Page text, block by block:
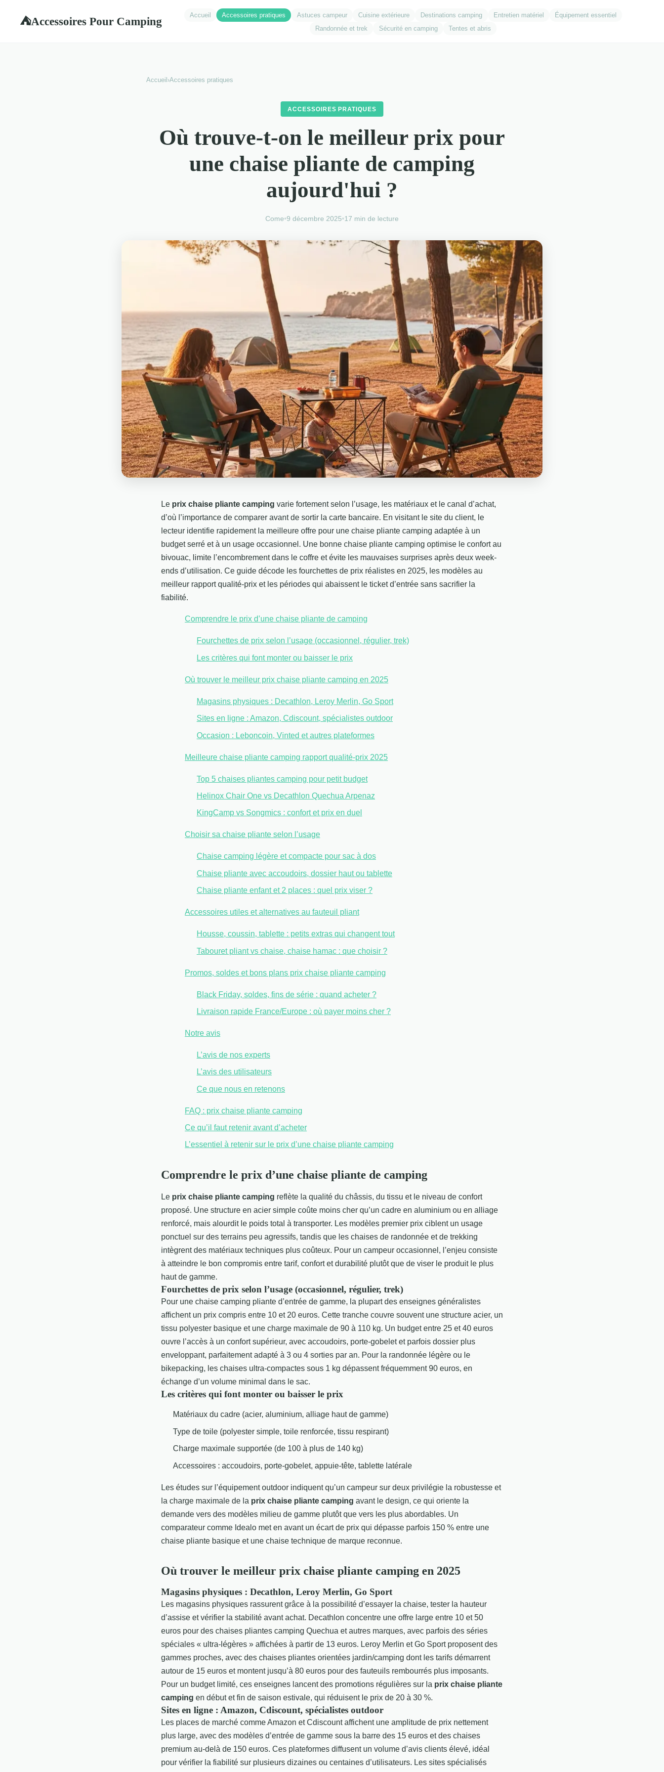
⛺Accessoires Pour Camping Accueil Accessoires pratiques Astuces campeur Cuisine extérieure Destinations camping Entretien matériel
Équipement essentiel
Randonnée et trek
Sécurité en camping Tentes et abris
Accueil ›Accessoires pratiques
ACCESSOIRES PRATIQUES
Où trouve-t-on le meilleur prix pour
une chaise pliante de camping​
aujourd'hui ?
Come•9 décembre 2025•17 min de lecture
Le prix chaise pliante camping varie fortement selon l’usage, les matériaux et le canal d’achat,
d’où l’importance de comparer avant de sortir la carte bancaire. En visitant le site du client, le
lecteur identifie rapidement la meilleure offre pour une chaise pliante camping adaptée à un
budget serré et à un usage occasionnel. Une bonne chaise pliante camping optimise le confort au
bivouac, limite l’encombrement dans le coffre et évite les mauvaises surprises après deux week-
ends d’utilisation. Ce guide décode les fourchettes de prix réalistes en 2025, les modèles au
meilleur rapport qualité-prix et les périodes qui abaissent le ticket d’entrée sans sacrifier la
fiabilité.
Comprendre le prix d’une chaise pliante de camping
Fourchettes de prix selon l’usage (occasionnel, régulier, trek)
Les critères qui font monter ou baisser le prix
Où trouver le meilleur prix chaise pliante camping en 2025
Magasins physiques : Decathlon, Leroy Merlin, Go Sport
Sites en ligne : Amazon, Cdiscount, spécialistes outdoor
Occasion : Leboncoin, Vinted et autres plateformes
Meilleure chaise pliante camping rapport qualité-prix 2025
Top 5 chaises pliantes camping pour petit budget
Helinox Chair One vs Decathlon Quechua Arpenaz
KingCamp vs Songmics : confort et prix en duel
Choisir sa chaise pliante selon l’usage
Chaise camping légère et compacte pour sac à dos
Chaise pliante avec accoudoirs, dossier haut ou tablette
Chaise pliante enfant et 2 places : quel prix viser ?
Accessoires utiles et alternatives au fauteuil pliant
Housse, coussin, tablette : petits extras qui changent tout
Tabouret pliant vs chaise, chaise hamac : que choisir ?
Promos, soldes et bons plans prix chaise pliante camping
Black Friday, soldes, fins de série : quand acheter ?
Livraison rapide France/Europe : où payer moins cher ?
Notre avis
L’avis de nos experts
L’avis des utilisateurs
Ce que nous en retenons
FAQ : prix chaise pliante camping
Ce qu’il faut retenir avant d’acheter
L’essentiel à retenir sur le prix d’une chaise pliante camping
Comprendre le prix d’une chaise pliante de camping
Le prix chaise pliante camping reflète la qualité du châssis, du tissu et le niveau de confort
proposé. Une structure en acier simple coûte moins cher qu’un cadre en aluminium ou en alliage
renforcé, mais alourdit le poids total à transporter. Les modèles premier prix ciblent un usage
ponctuel sur des terrains peu agressifs, tandis que les chaises de randonnée et de trekking
intègrent des matériaux techniques plus coûteux. Pour un campeur occasionnel, l’enjeu consiste
à atteindre le bon compromis entre tarif, confort et durabilité plutôt que de viser le produit le plus
haut de gamme.
Fourchettes de prix selon l’usage (occasionnel, régulier, trek)
Pour une chaise camping pliante d’entrée de gamme, la plupart des enseignes généralistes
affichent un prix compris entre 10 et 20 euros. Cette tranche couvre souvent une structure acier, un
tissu polyester basique et une charge maximale de 90 à 110 kg. Un budget entre 25 et 40 euros
ouvre l’accès à un confort supérieur, avec accoudoirs, porte-gobelet et parfois dossier plus
enveloppant, parfaitement adapté à 3 ou 4 sorties par an. Pour la randonnée légère ou le
bikepacking, les chaises ultra-compactes sous 1 kg dépassent fréquemment 90 euros, en
échange d’un volume minimal dans le sac.
Les critères qui font monter ou baisser le prix
Matériaux du cadre (acier, aluminium, alliage haut de gamme)
Type de toile (polyester simple, toile renforcée, tissu respirant)
Charge maximale supportée (de 100 à plus de 140 kg)
Accessoires : accoudoirs, porte-gobelet, appuie-tête, tablette latérale
Les études sur l’équipement outdoor indiquent qu’un campeur sur deux privilégie la robustesse et
la charge maximale de la prix chaise pliante camping avant le design, ce qui oriente la
demande vers des modèles milieu de gamme plutôt que vers les plus abordables. Un
comparateur comme Idealo met en avant un écart de prix qui dépasse parfois 150 % entre une
chaise pliante basique et une chaise technique de marque reconnue.
Où trouver le meilleur prix chaise pliante camping en 2025
Magasins physiques : Decathlon, Leroy Merlin, Go Sport
Les magasins physiques rassurent grâce à la possibilité d’essayer la chaise, tester la hauteur
d’assise et vérifier la stabilité avant achat. Decathlon concentre une offre large entre 10 et 50
euros pour des chaises pliantes camping Quechua et autres marques, avec parfois des séries
spéciales « ultra-légères » affichées à partir de 13 euros. Leroy Merlin et Go Sport proposent des
gammes proches, avec des chaises pliantes orientées jardin/camping dont les tarifs démarrent
autour de 15 euros et montent jusqu’à 80 euros pour des fauteuils rembourrés plus imposants.
Pour un budget limité, ces enseignes lancent des promotions régulières sur la prix chaise pliante
camping en début et fin de saison estivale, qui réduisent le prix de 20 à 30 %.
Sites en ligne : Amazon, Cdiscount, spécialistes outdoor
Les places de marché comme Amazon et Cdiscount affichent une amplitude de prix nettement
plus large, avec des modèles d’entrée de gamme sous la barre des 15 euros et des chaises
premium au-delà de 150 euros. Ces plateformes diffusent un volume d’avis clients élevé, idéal
pour vérifier la fiabilité sur plusieurs dizaines ou centaines d’utilisateurs. Les sites spécialisés